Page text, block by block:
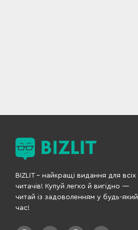
BIZLIT – найкращі видання для всіх
читачів! Купуй легко й вигідно —
читай із задоволенням у будь-який
час!